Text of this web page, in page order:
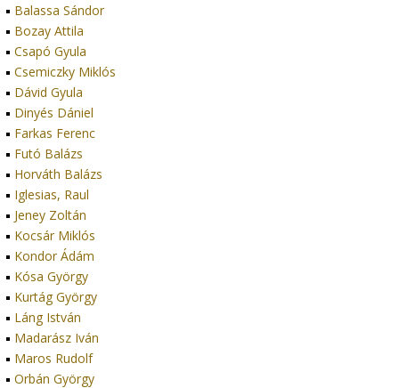
Balassa Sándor
Bozay Attila
Csapó Gyula
Csemiczky Miklós
Dávid Gyula
Dinyés Dániel
Farkas Ferenc
Futó Balázs
Horváth Balázs
Iglesias, Raul
Jeney Zoltán
Kocsár Miklós
Kondor Ádám
Kósa György
Kurtág György
Láng István
Madarász Iván
Maros Rudolf
Orbán György